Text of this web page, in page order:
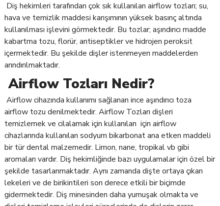
Diş hekimleri tarafından çok sık kullanılan airflow tozları; su,
hava ve temizlik maddesi karışımının yüksek basınç altında
kullanılması işlevini görmektedir. Bu tozlar; aşındırıcı madde
kabartma tozu, florür, antiseptikler ve hidrojen peroksit
içermektedir. Bu şekilde dişler istenmeyen maddelerden
arındırılmaktadır.
Airflow Tozları Nedir?
Airflow cihazında kullanımı sağlanan ince aşındırıcı toza
airflow tozu denilmektedir. Airflow Tozları dişleri
temizlemek ve cilalamak için kullanılan için airflow
cihazlarında kullanılan sodyum bikarbonat ana etken maddeli
bir tür dental malzemedir. Limon, nane, tropikal vb gibi
aromaları vardır. Diş hekimliğinde bazı uygulamalar için özel bir
şekilde tasarlanmaktadır. Aynı zamanda dişte ortaya çıkan
lekeleri ve de birikintileri son derece etkili bir biçimde
gidermektedir. Diş minesinden daha yumuşak olmakta ve